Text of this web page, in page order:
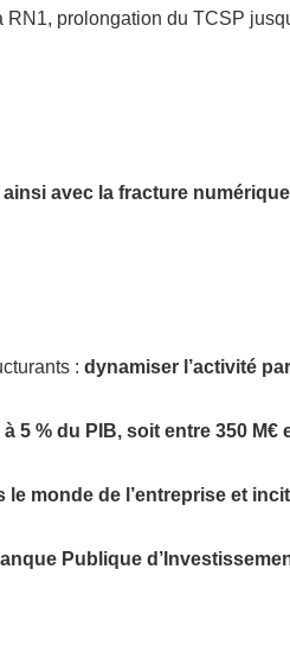
prolongation du TCSP
avec la fracture numérique
: dynamiser l’activité
5 % du PIB, soit entre 350 M€
monde de l’entreprise et
Publique